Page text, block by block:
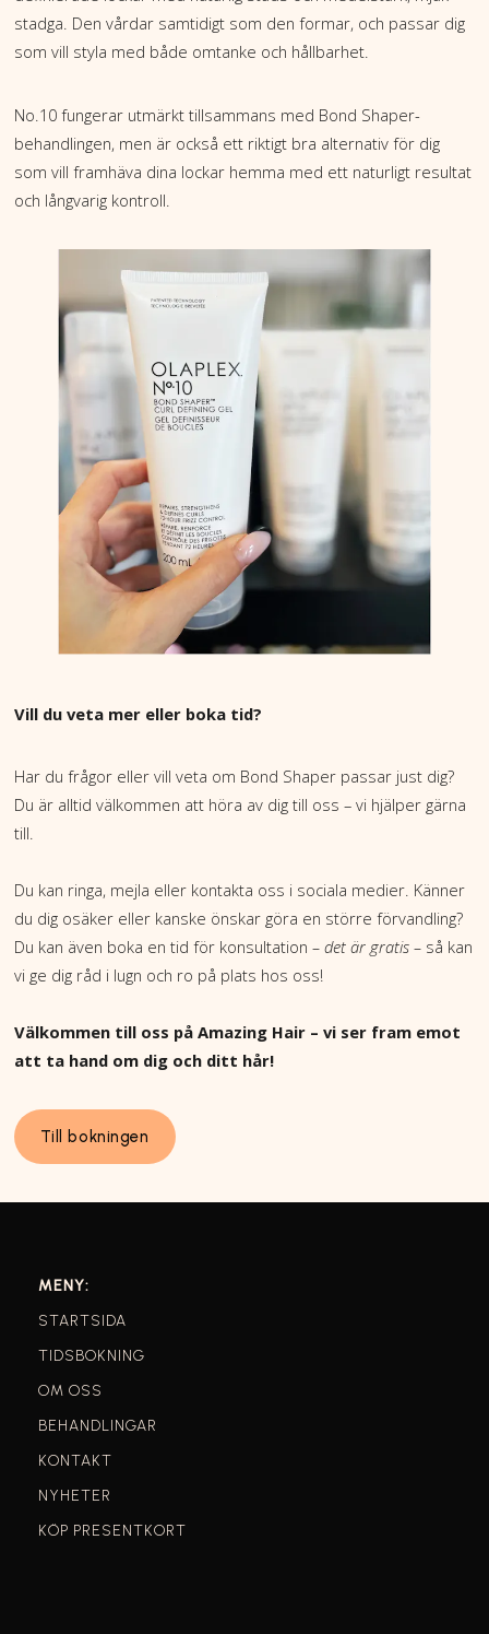
stadga. Den vårdar samtidigt som den formar, och passar dig
som vill styla med både omtanke och hållbarhet.
No.10 fungerar utmärkt tillsammans med Bond Shaper-
behandlingen, men är också ett riktigt bra alternativ för dig
som vill framhäva dina lockar hemma med ett naturligt resultat
och långvarig kontroll.
Vill du veta mer eller boka tid?
Har du frågor eller vill veta om Bond Shaper passar just dig?
Du är alltid välkommen att höra av dig till oss – vi hjälper gärna
till.
Du kan ringa, mejla eller kontakta oss i sociala medier. Känner
du dig osäker eller kanske önskar göra en större förvandling?
Du kan även boka en tid för konsultation– det är gratis – så kan
vi ge dig råd i lugn och ro på plats hos oss!
Välkommen till oss på Amazing Hair – vi ser fram emot
att ta hand om dig och ditt hår!
Till bokningen
MENY:
STARTSIDA
TIDSBOKNING
OM OSS
BEHANDLINGAR
KONTAKT
NYHETER
KÖP PRESENTKORT